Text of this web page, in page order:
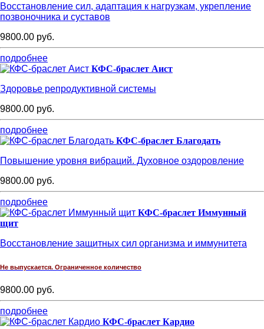
Восстановление сил, адаптация к нагрузкам, укрепление
позвоночника и суставов
9800.00 руб.
подробнее
КФС-браслет Аист
Здоровье репродуктивной системы
9800.00 руб.
подробнее
КФС-браслет Благодать
Повышение уровня вибраций. Духовное оздоровление
9800.00 руб.
подробнее
КФС-браслет Иммунный
щит
Восстановление защитных сил организма и иммунитета
Не выпускается. Ограниченное количество
9800.00 руб.
подробнее
КФС-браслет Кардио